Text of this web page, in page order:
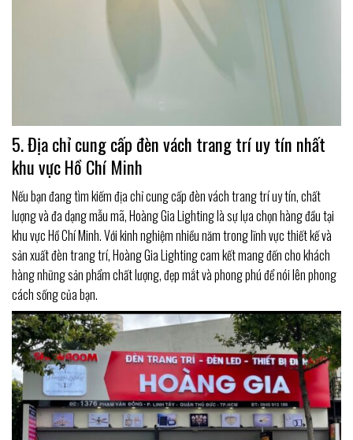
5. Địa chỉ cung cấp đèn vách trang trí uy tín nhất
khu vực Hồ Chí Minh
Nếu bạn đang tìm kiếm địa chỉ cung cấp đèn vách trang trí uy tín, chất
lượng và đa dạng mẫu mã, Hoàng Gia Lighting là sự lựa chọn hàng đầu tại
khu vực Hồ Chí Minh. Với kinh nghiệm nhiều năm trong lĩnh vực thiết kế và
sản xuất đèn trang trí, Hoàng Gia Lighting cam kết mang đến cho khách
hàng những sản phẩm chất lượng, đẹp mắt và phong phú để nói lên phong
cách sống của bạn.